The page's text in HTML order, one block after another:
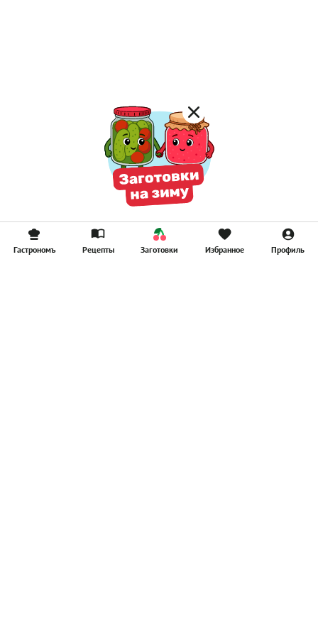
Гастрономъ Рецепты Заготовки Избранное Профиль